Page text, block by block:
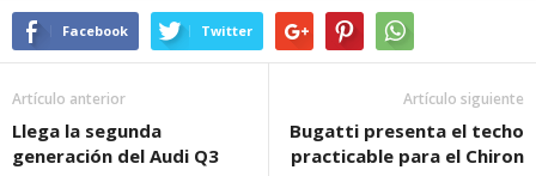
Facebook Twitter
Artículo anterior
Llega la segunda
generación del Audi Q3
Artículo siguiente
Bugatti presenta el techo
practicable para el Chiron